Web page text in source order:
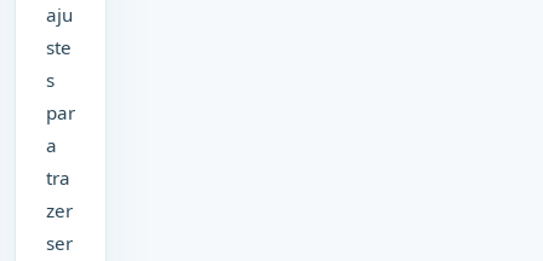
aju
ste
s
par
a
tra
zer
ser